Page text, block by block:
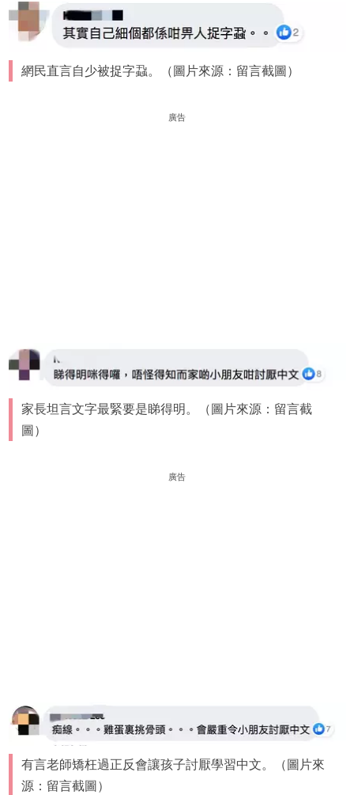
網民直言自少被捉字蝨。（圖片來源：留言截圖）
廣告
家長坦言文字最緊要是睇得明。（圖片來源：留言截
圖）
廣告
有言老師矯枉過正反會讓孩子討厭學習中文。（圖片來
源：留言截圖）